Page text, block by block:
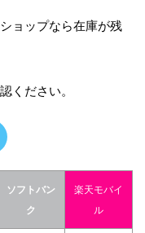
ョップなら在庫が残
ください。
ソフトバン
ク
楽天モバイ
ル